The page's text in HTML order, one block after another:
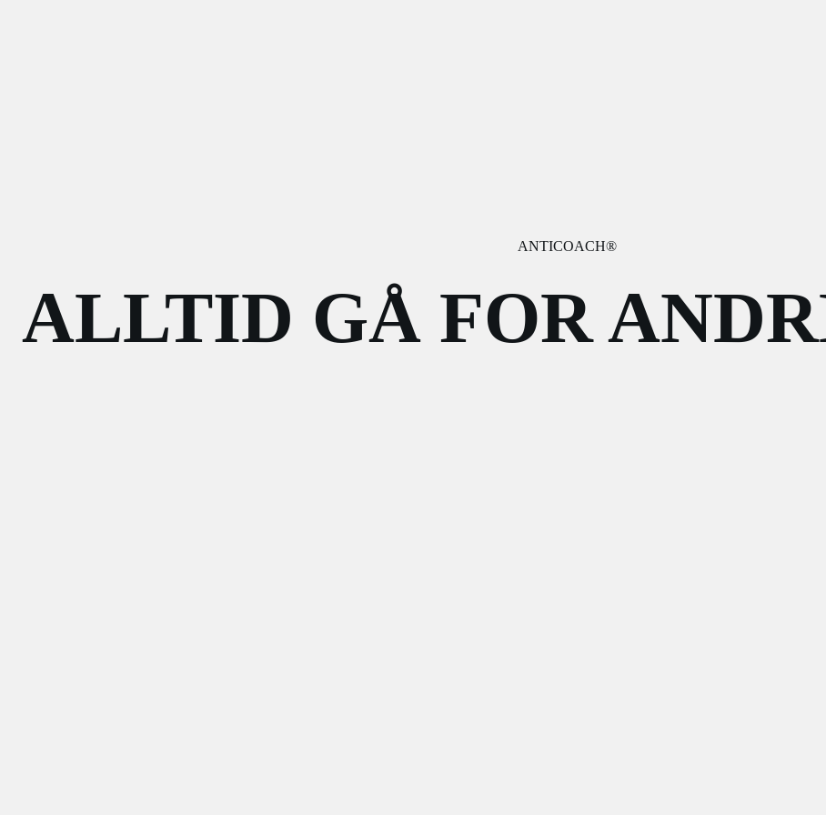
ANTICOACH®
ALLTID GÅ FOR